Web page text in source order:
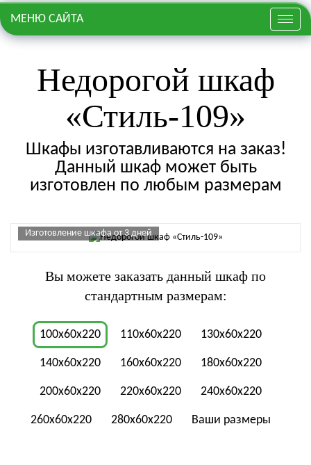
Меню
МЕНЮ САЙТА
Недорогой шкаф
«Стиль-109»
Шкафы изготавливаются на заказ!
Данный шкаф может быть
изготовлен по любым размерам
Изготовление шкафа от 3 дней
Вы можете заказать данный шкаф по
стандартным размерам:
100x60x220 110x60x220 130x60x220
140x60x220 160x60x220 180x60x220
200x60x220 220x60x220 240x60x220
260x60x220 280x60x220 Ваши размеры